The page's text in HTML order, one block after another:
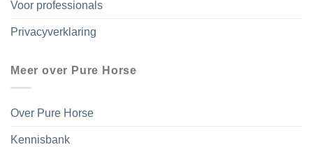
Voor professionals
Privacyverklaring
Meer over Pure Horse
Over Pure Horse
Kennisbank